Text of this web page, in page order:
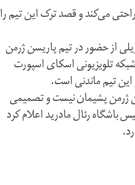
می‌کند و قصد ترک این تیم را
از حضور در تیم پاریسن ژرمن
تلویزیونی اسکای اسپورت
تیم ماندنی است.
ژرمن پشیمان نیست و تصمیمی
باشگاه رئال مادرید اعلام کرد